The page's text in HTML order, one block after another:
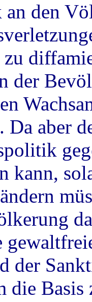
den
der
aber
kann,
der
die